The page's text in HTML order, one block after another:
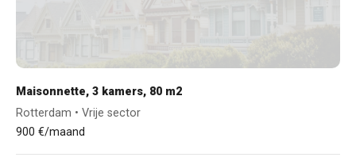
Maisonnette, 3 kamers, 80 m2
Rotterdam • Vrije sector
900 €/maand